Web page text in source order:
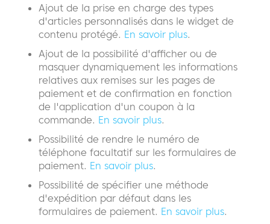
Ajout de la prise en charge des types
d'articles personnalisés dans le widget de
contenu protégé. En savoir plus.
Ajout de la possibilité d'afficher ou de
masquer dynamiquement les informations
relatives aux remises sur les pages de
paiement et de confirmation en fonction
de l'application d'un coupon à la
commande. En savoir plus.
Possibilité de rendre le numéro de
téléphone facultatif sur les formulaires de
paiement. En savoir plus.
Possibilité de spécifier une méthode
d'expédition par défaut dans les
formulaires de paiement. En savoir plus.